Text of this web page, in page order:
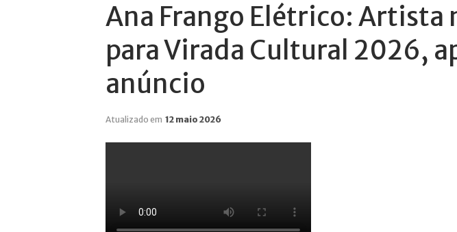
Ana Frango Elétrico: Artista
para Virada Cultural 2026,
anúncio
Atualizado em 12 maio 2026